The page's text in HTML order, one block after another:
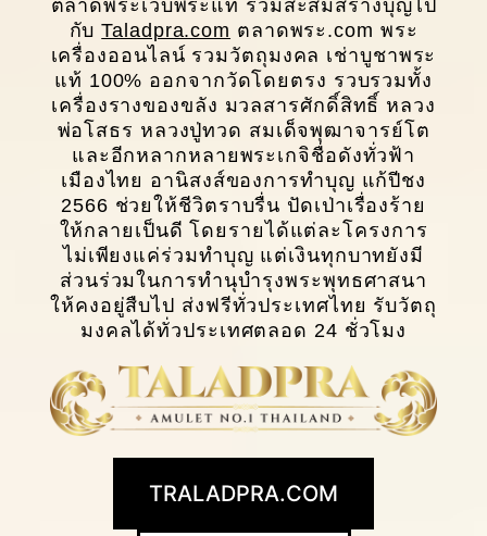
ตลาดพระเว็บพระแท้ ร่วมสะสมสร้างบุญไป
กับTaladpra.com ตลาดพระ.com พระ
เครื่องออนไลน์ รวมวัตถุมงคล เช่าบูชาพระ
แท้ 100% ออกจากวัดโดยตรง รวบรวมทั้ง
เครื่องรางของขลัง มวลสารศักดิ์สิทธิ์ หลวง
พ่อโสธร หลวงปู่ทวด สมเด็จพุฒาจารย์โต
และอีกหลากหลายพระเกจิชื่อดังทั่วฟ้า
เมืองไทย อานิสงส์ของการทำบุญ แก้ปีชง
2566 ช่วยให้ชีวิตราบรื่น ปัดเป่าเรื่องร้าย
ให้กลายเป็นดี โดยรายได้แต่ละโครงการ
ไม่เพียงแค่ร่วมทำบุญ แต่เงินทุกบาทยังมี
ส่วนร่วมในการทํานุบํารุงพระพุทธศาสนา
ให้คงอยู่สืบไป ส่งฟรีทั่วประเทศไทย รับวัตถุ
มงคลได้ทั่วประเทศตลอด 24 ชั่วโมง
TRALADPRA.COM